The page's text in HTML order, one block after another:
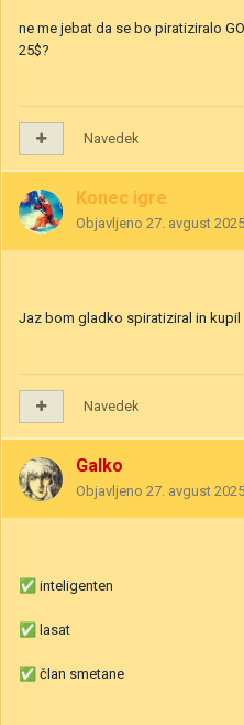
ne me jebat da se bo piratiziralo
25$?
Navedek
Konec igre
Objavljeno 27. avgust 2025
Jaz bom gladko spiratiziral in
Navedek
Galko
Objavljeno 27. avgust 2025
✅ inteligenten
✅ lasat
✅ član smetane